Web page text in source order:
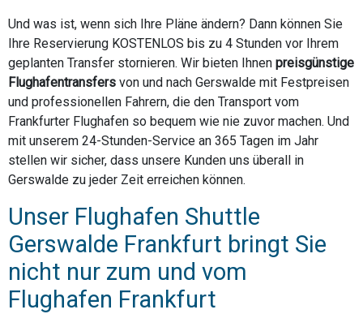
Und was ist, wenn sich Ihre Pläne ändern? Dann können Sie
Ihre Reservierung KOSTENLOS bis zu 4 Stunden vor Ihrem
geplanten Transfer stornieren. Wir bieten Ihnen preisgünstige
Flughafentransfers von und nach Gerswalde mit Festpreisen
und professionellen Fahrern, die den Transport vom
Frankfurter Flughafen so bequem wie nie zuvor machen. Und
mit unserem 24-Stunden-Service an 365 Tagen im Jahr
stellen wir sicher, dass unsere Kunden uns überall in
Gerswalde zu jeder Zeit erreichen können.
Unser Flughafen Shuttle
Gerswalde Frankfurt bringt Sie
nicht nur zum und vom
Flughafen Frankfurt